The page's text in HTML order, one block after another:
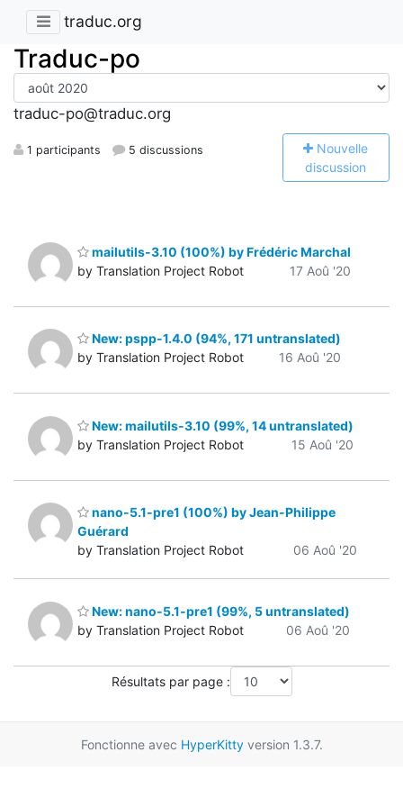
traduc.org
Traduc-po
traduc-po@traduc.org
1 participants 5 discussions Nouvelle
discussion
mailutils-3.10 (100%) by Frédéric Marchal
by Translation Project Robot
17 Aoû '20
New: pspp-1.4.0 (94%, 171 untranslated)
by Translation Project Robot
16 Aoû '20
New: mailutils-3.10 (99%, 14 untranslated)
by Translation Project Robot
15 Aoû '20
nano-5.1-pre1 (100%) by Jean-Philippe
Guérard
by Translation Project Robot
06 Aoû '20
New: nano-5.1-pre1 (99%, 5 untranslated)
by Translation Project Robot
06 Aoû '20
Résultats par page :
Fonctionne avec HyperKittyversion 1.3.7.